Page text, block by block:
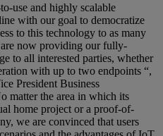
use and highly scalable
with our goal to democratize
to this technology to as many
are now providing our fully-
to all interested parties, whether
with up to two endpoints “,
President Business
matter the area in which its
home project or a proof-of-
we are convinced that users